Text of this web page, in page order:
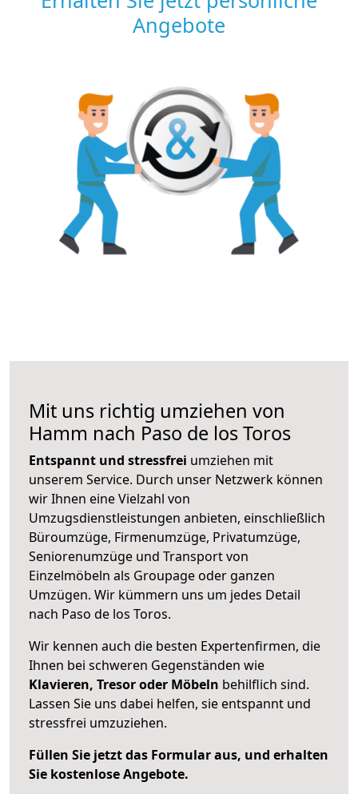
Angebote
Mit uns richtig umziehen von
Hamm nach Paso de los Toros
Entspannt und stressfrei umziehen mit
unserem Service. Durch unser Netzwerk können
wir Ihnen eine Vielzahl von
Umzugsdienstleistungen anbieten, einschließlich
Büroumzüge, Firmenumzüge, Privatumzüge,
Seniorenumzüge und Transport von
Einzelmöbeln als Groupage oder ganzen
Umzügen. Wir kümmern uns um jedes Detail
nach Paso de los Toros.
Wir kennen auch die besten Expertenfirmen, die
Ihnen bei schweren Gegenständen wie
Klavieren, Tresor oder Möbeln behilflich sind.
Lassen Sie uns dabei helfen, sie entspannt und
stressfrei umzuziehen.
Füllen Sie jetzt das Formular aus, und erhalten
Sie kostenlose Angebote.